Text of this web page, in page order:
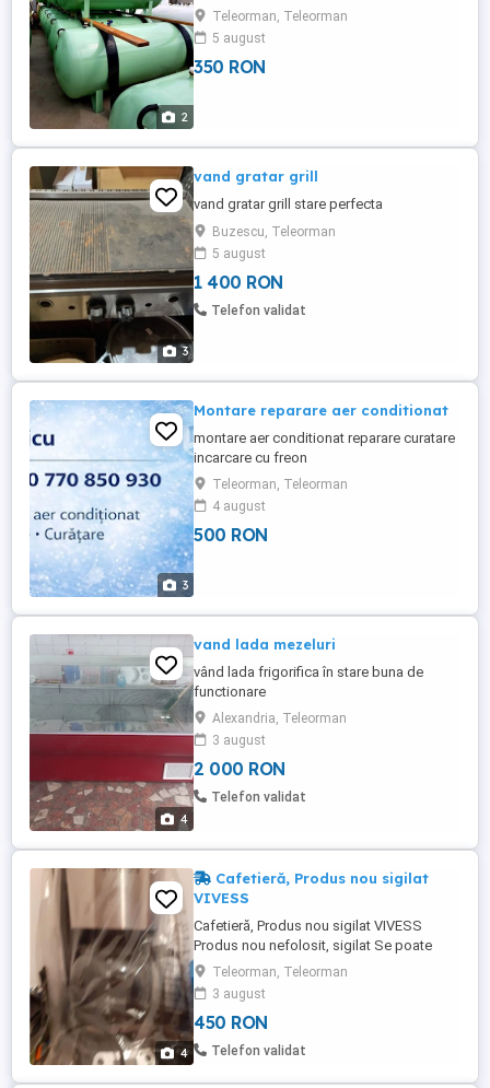
2
26L,50L,60L,80L,83L,150L. Bazinele sunt
de la650L pana la 5000L Livrare in toata
tara. Detalii tel. .
Teleorman, Teleorman
5 august
350 RON
3
vand gratar grill
vand gratar grill stare perfecta
Buzescu, Teleorman
5 august
1 400 RON
Telefon validat
3
Montare reparare aer conditionat
montare aer conditionat reparare curatare
incarcare cu freon
Teleorman, Teleorman
4 august
500 RON
4
vand lada mezeluri
vând lada frigorifica în stare buna de
functionare
Alexandria, Teleorman
3 august
2 000 RON
Telefon validat
4
Cafetieră, Produs nou sigilat
VIVESS
Cafetieră, Produs nou sigilat VIVESS
Produs nou nefolosit, sigilat Se poate
verifica produsul la livrare Rog seriozitate
Pre : 450 Lei
Teleorman, Teleorman
3 august
450 RON
Telefon validat